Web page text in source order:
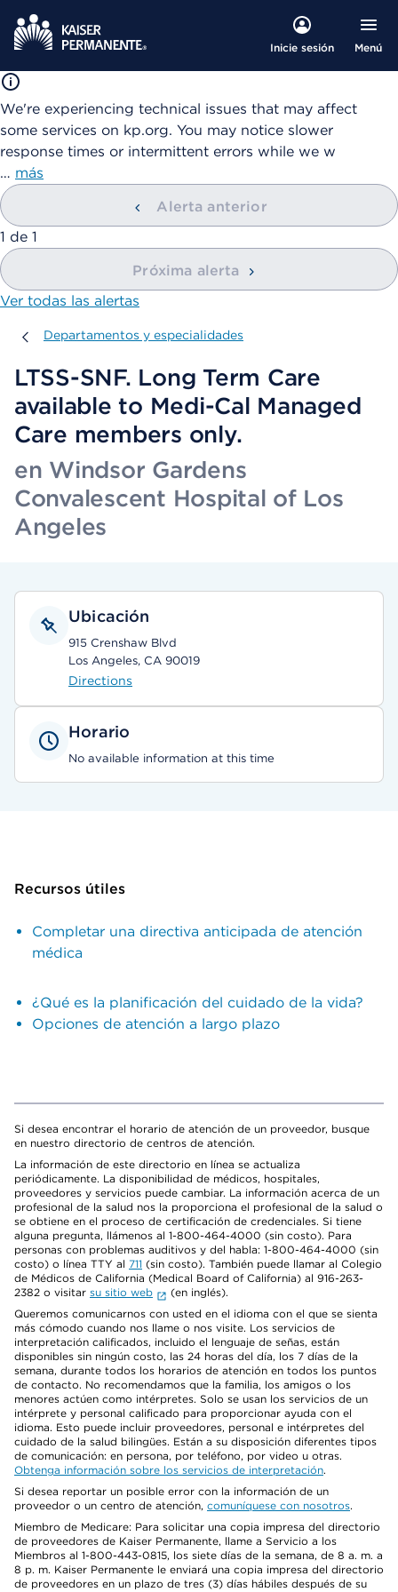
Inicie sesión Menú
We're experiencing technical issues that may affect
some services on kp.org. You may notice slower
response times or intermittent errors while we w
… más
Alerta anterior
mostrando
1 de 1
Próxima alerta
Ver todas las alertas
Departamentos y especialidades
Departamentos y especialidades
LTSS-SNF. Long Term Care
available to Medi-Cal Managed
Care members only.
en Windsor Gardens
Convalescent Hospital of Los
Angeles
Ubicación
915 Crenshaw Blvd
Los Angeles, CA 90019
Directions
Horario
No available information at this time
Recursos útiles
Completar una directiva anticipada de atención
médica
¿Qué es la planificación del cuidado de la vida?
Opciones de atención a largo plazo
Si desea encontrar el horario de atención de un proveedor, busque
en nuestro directorio de centros de atención.
La información de este directorio en línea se actualiza
periódicamente. La disponibilidad de médicos, hospitales,
proveedores y servicios puede cambiar. La información acerca de un
profesional de la salud nos la proporciona el profesional de la salud o
se obtiene en el proceso de certificación de credenciales. Si tiene
alguna pregunta, llámenos al 1-800-464-4000 (sin costo). Para
personas con problemas auditivos y del habla: 1-800-464-4000 (sin
costo) o línea TTY al 711 (sin costo). También puede llamar al Colegio
de Médicos de California (Medical Board of California) al 916-263-
2382 o visitar su sitio web
(en inglés).
Queremos comunicarnos con usted en el idioma con el que se sienta
más cómodo cuando nos llame o nos visite. Los servicios de
interpretación calificados, incluido el lenguaje de señas, están
disponibles sin ningún costo, las 24 horas del día, los 7 días de la
semana, durante todos los horarios de atención en todos los puntos
de contacto. No recomendamos que la familia, los amigos o los
menores actúen como intérpretes. Solo se usan los servicios de un
intérprete y personal calificado para proporcionar ayuda con el
idioma. Esto puede incluir proveedores, personal e intérpretes del
cuidado de la salud bilingües. Están a su disposición diferentes tipos
de comunicación: en persona, por teléfono, por video u otras.
Obtenga información sobre los servicios de interpretación.
Si desea reportar un posible error con la información de un
proveedor o un centro de atención, comuníquese con nosotros.
Miembro de Medicare: Para solicitar una copia impresa del directorio
de proveedores de Kaiser Permanente, llame a Servicio a los
Miembros al 1-800-443-0815, los siete días de la semana, de 8 a. m. a
8 p. m. Kaiser Permanente le enviará una copia impresa del directorio
de proveedores en un plazo de tres (3) días hábiles después de su